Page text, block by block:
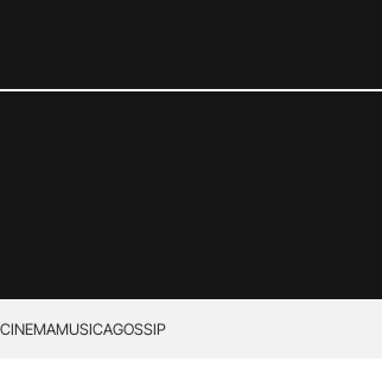
CINEMAMUSICAGOSSIP